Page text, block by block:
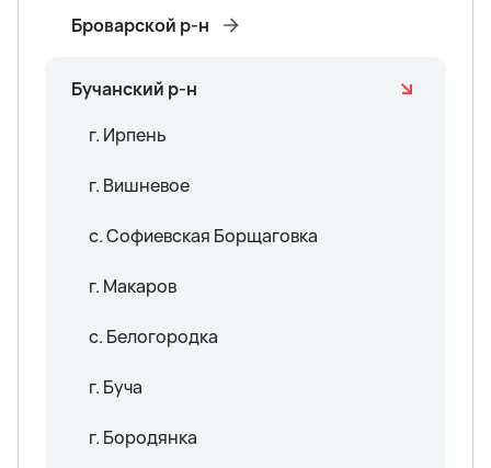
Броварской р-н
Бучанский р-н
г. Ирпень
г. Вишневое
с. Софиевская Борщаговка
г. Макаров
с. Белогородка
г. Буча
г. Бородянка